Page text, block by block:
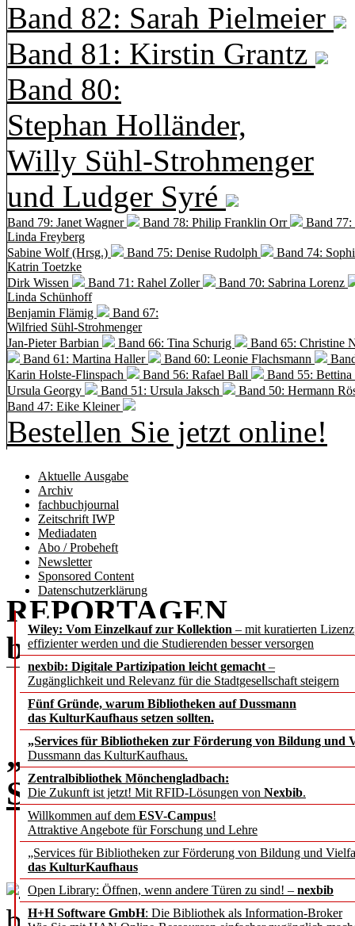
Band 82: Sarah Pielmeier
Band 81: Kirstin Grantz
Band 80:
Stephan Holländer,
Willy Sühl-Strohmenger
und Ludger Syré
Band 79: Janet Wagner Band 78: Philip Franklin Orr
Band
Linda Freyberg
Sabine Wolf (Hrsg.)
Band 75: Denise Rudolph
Band 74:
Katrin Toetzke
Dirk Wissen
Band 71: Rahel Zoller
Band 70: Sabrina Lorenz
Linda Schünhoff
Benjamin Flämig
Band 67:
Wilfried Sühl-Strohmenger
Jan-Pieter Barbian
Band 66: Tina Schurig
Band 65: Christine
Band 61: Martina Haller
Band 60: Leonie Flachsmann
Karin Holste-Flinspach
Band 56: Rafael Ball
Band 55:
Ursula Georgy
Band 51: Ursula Jaksch Band 50: Hermann
Band 47: Eike Kleiner
Bestellen Sie jetzt online!
Aktuelle Ausgabe
Archiv
fachbuchjournal
Zeitschrift IWP
Mediadaten
Abo / Probeheft
Newsletter
Sponsored Content
Datenschutzerklärung
Wiley: Vom Einzelkauf zur Kollektion – mit kuratierten
effizienter werden und die Studierenden besser versorgen
nexbib: Digitale Partizipation leicht gemacht –
Zugänglichkeit und Relevanz für die Stadtgesellschaft steigern
Fünf Gründe, warum Bibliotheken auf Dussmann
das KulturKaufhaus setzen sollten.
„Services für Bibliotheken zur Förderung von Bildung und
Dussmann das KulturKaufhaus.
Zentralbibliothek Mönchengladbach:
Die Zukunft ist jetzt! Mit RFID-Lösungen von Nexbib.
Willkommen auf dem ESV-Campus!
Attraktive Angebote für Forschung und Lehre
„Services für Bibliotheken zur Förderung von Bildung und
das KulturKaufhaus
Open Library: Öffnen, wenn andere Türen zu sind! – nexbib
H+H Software GmbH: Die Bibliothek als Information-Broker
REPORTAGEN
b.i.t.online6 / 2025
„KI nicht als brain
Sie soll unsere Muse
Gelegenheit zu